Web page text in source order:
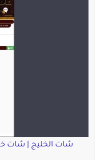
شات الخليج | شات